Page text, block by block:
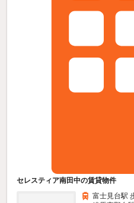
セレスティア南田中の賃貸物件
富士見台駅